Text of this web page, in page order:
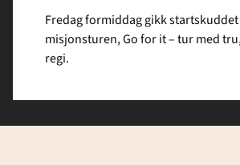
Fredag formiddag gikk
misjonsturen, Go for it – tur med
regi.